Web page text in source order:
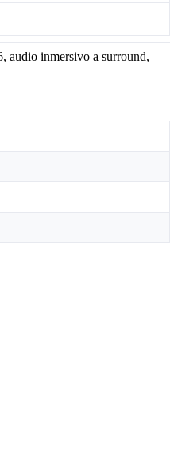
inmersivo a surround,